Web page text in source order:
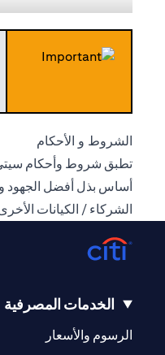
الشروط و الأحكام
تطبق شروط وأحكام سيتي
أساس بذل أفضل الجهود
الشركاء / الكيانات
الخدمات المصرفية
الرسوم والأسعار